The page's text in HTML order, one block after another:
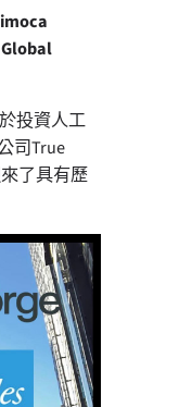
投資人工
司True
了具有歷